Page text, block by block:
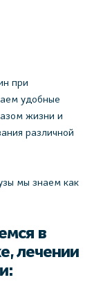
при
удобные
жизни и
различной
мы знаем как
в
лечении